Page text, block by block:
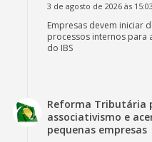
3 de agosto de 2026 às 15:03
Empresas devem iniciar
processos internos para
do IBS
Reforma Tributária
associativismo e
pequenas empresas